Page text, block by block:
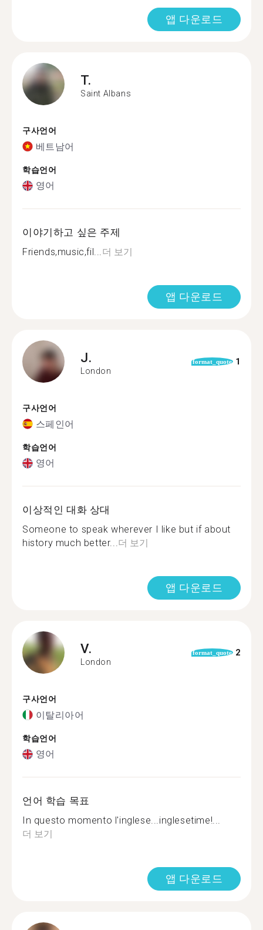
앱 다운로드
T.
Saint Albans
구사언어
베트남어
학습언어
영어
이야기하고 싶은 주제
Friends,music,fil...더 보기
앱 다운로드
J.
London
format_quote 1
구사언어
스페인어
학습언어
영어
이상적인 대화 상대
Someone to speak wherever I like but if about
history much better...더 보기
앱 다운로드
V.
London
format_quote 2
구사언어
이탈리아어
학습언어
영어
언어 학습 목표
In questo momento l'inglese...inglesetime!...
더 보기
앱 다운로드